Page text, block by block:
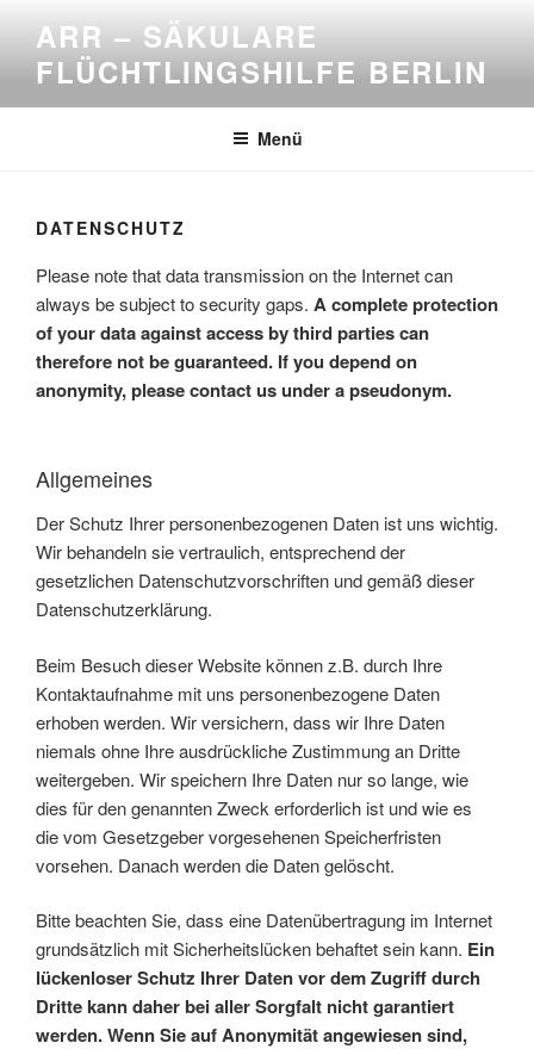
Inhalt
springen
ARR – SÄKULARE
FLÜCHTLINGSHILFE BERLIN
Menü
DATENSCHUTZ
Please note that data transmission on the Internet can
always be subject to security gaps. A complete protection
of your data against access by third parties can
therefore not be guaranteed. If you depend on
anonymity, please contact us under a pseudonym.
Allgemeines
Der Schutz Ihrer personenbezogenen Daten ist uns wichtig.
Wir behandeln sie vertraulich, entsprechend der
gesetzlichen Datenschutzvorschriften und gemäß dieser
Datenschutzerklärung.
Beim Besuch dieser Website können z.B. durch Ihre
Kontaktaufnahme mit uns personenbezogene Daten
erhoben werden. Wir versichern, dass wir Ihre Daten
niemals ohne Ihre ausdrückliche Zustimmung an Dritte
weitergeben. Wir speichern Ihre Daten nur so lange, wie
dies für den genannten Zweck erforderlich ist und wie es
die vom Gesetzgeber vorgesehenen Speicherfristen
vorsehen. Danach werden die Daten gelöscht.
Bitte beachten Sie, dass eine Datenübertragung im Internet
grundsätzlich mit Sicherheitslücken behaftet sein kann. Ein
lückenloser Schutz Ihrer Daten vor dem Zugriff durch
Dritte kann daher bei aller Sorgfalt nicht garantiert
werden. Wenn Sie auf Anonymität angewiesen sind,